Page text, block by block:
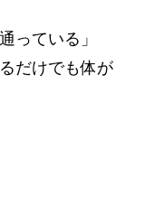
っている」
だけでも体が